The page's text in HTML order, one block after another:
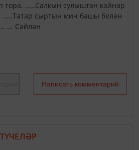
тора. .....Салкын сулыштан кайнар
.....Татар сыртын мич башы белән
... Сәйлән
Написать комментарий